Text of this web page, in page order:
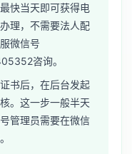
快当天即可获得电
理，不需要法人配
微信号
咨询。
书后，在后台发起
。这一步一般半天
管理员需要在微信